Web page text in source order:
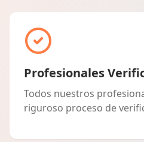
Profesionales
Todos nuestros
riguroso proceso de